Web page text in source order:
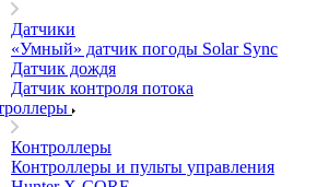
Датчики
«Умный» датчик погоды Solar Sync
Датчик дождя
Датчик контроля потока
Контроллеры
Контроллеры и пульты управления